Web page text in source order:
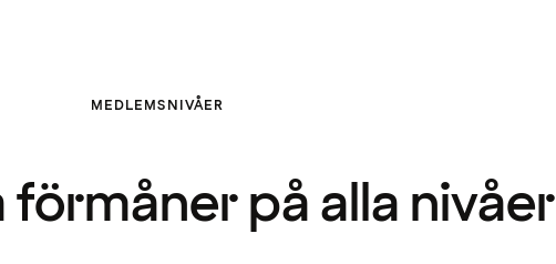
MEDLEMSNIVÅER
på alla nivåer